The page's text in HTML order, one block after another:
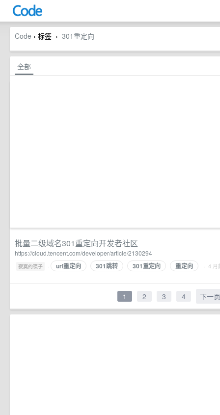
Code › 标签 › 301重定向
全部
批量二级域名301重定向开发者社区
https://cloud.tencent.com/developer/article/2130294
寂寞的筷子 · url重定向 301跳转 301重定向 重定向 · 4 月
1 2 3 4 下一页